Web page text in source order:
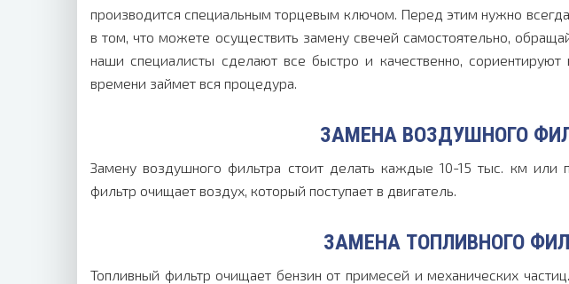
производится специальным торцевым ключом. Перед этим нужно
в том, что можете осуществить замену свечей самостоятельно,
наши специалисты сделают все быстро и качественно,
времени займет вся процедура.
ЗАМЕНА ВОЗДУШНОГО
Замену воздушного фильтра стоит делать каждые 10-15 тыс. км или
фильтр очищает воздух, который поступает в двигатель.
ЗАМЕНА ТОПЛИВНОГО
Топливный фильтр очищает бензин от примесей и механических